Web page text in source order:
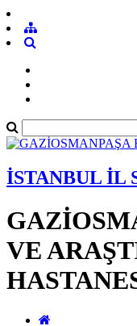
İSTANBUL İL
VE